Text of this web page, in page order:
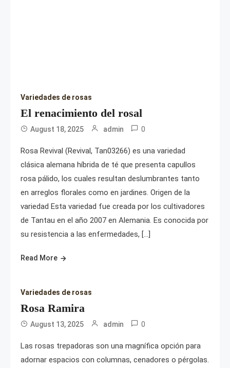
Variedades de rosas
El renacimiento del rosal
August 18, 2025 admin 0
Rosa Revival (Revival, Tan03266) es una variedad
clásica alemana híbrida de té que presenta capullos
rosa pálido, los cuales resultan deslumbrantes tanto
en arreglos florales como en jardines. Origen de la
variedad Esta variedad fue creada por los cultivadores
de Tantau en el año 2007 en Alemania. Es conocida por
su resistencia a las enfermedades, […]
Read More
Variedades de rosas
Rosa Ramira
August 13, 2025 admin 0
Las rosas trepadoras son una magnífica opción para
adornar espacios con columnas, cenadores o pérgolas.